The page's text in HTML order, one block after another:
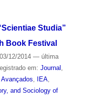
Studia”
Book Festival
12/2014 — última
em: Journal
IEA,
and Sociology of